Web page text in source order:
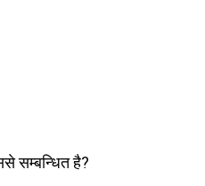
सम्बन्धित है?